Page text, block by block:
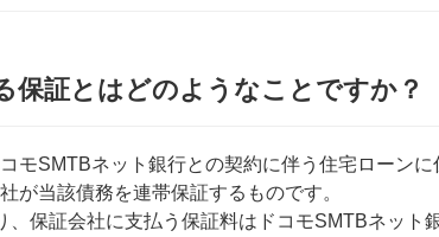
保証とはどのようなことですか？
モSMTBネット銀行との契約に伴う住宅ローン
が当該債務を連帯保証するものです。
保証会社に支払う保証料はドコモSMTBネット